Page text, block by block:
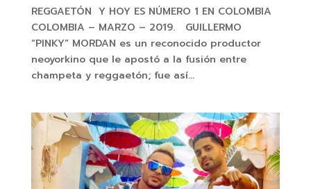
REGGAETÓN Y HOY ES NÚMERO 1 EN COLOMBIA
COLOMBIA – MARZO – 2019. GUILLERMO
“PINKY” MORDAN es un reconocido productor
neoyorkino que le apostó a la fusión entre
champeta y reggaetón; fue así...